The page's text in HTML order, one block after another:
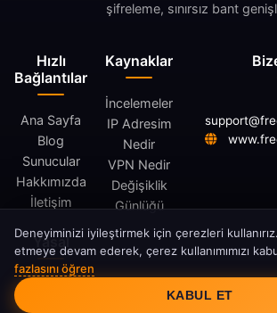
Hızlı
Bağlantılar
Ana Sayfa
Blog
Sunucular
Hakkımızda
İletişim
Kaynaklar
İncelemeler
IP Adresim
Nedir
VPN Nedir
Değişiklik
Günlüğü
Yasal
şifreleme, sınırsız bant
Çerez Onayı
Deneyiminizi iyileştirmek için çerezleri
etmeye devam ederek, çerez kullanımımızı
fazlasını öğren
KABUL ET